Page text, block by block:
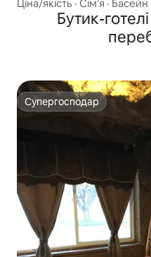
Ціна/якість · Сім’я · Басейн
Бутик-
Супергосподар
Супергосподар